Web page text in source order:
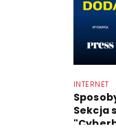
INTERNET
Sekcja